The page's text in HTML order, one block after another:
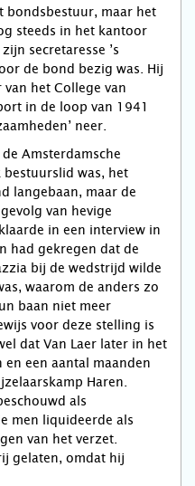
bondsbestuur, maar het
steeds in het kantoor
secretaresse ’s
de bond bezig was. Hij
het College van
in de loop van 1941
neer.
Amsterdamsche
bestuurslid was, het
langebaan, maar de
van hevige
in een interview in
had gekregen dat de
bij de wedstrijd wilde
waarom de anders zo
baan niet meer
voor deze stelling is
dat Van Laer later in het
een aantal maanden
Haren.
als
men liquideerde als
van het verzet.
gelaten, omdat hij